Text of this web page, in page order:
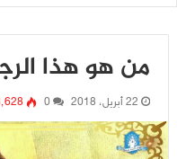
من هو هذا
22 أبريل، 2018 0